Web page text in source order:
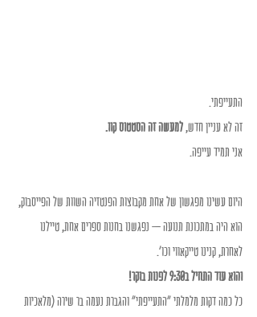
התעייפתי.
זה לא עניין חדש, למעשה זה הסטטוס קוו.
אני תמיד עייפה.
היום עשינו מפגשון של אחת מקבוצות הפנטזיה השוות של הפייסבוק,
הוא היה במתכונת תנועה – נפגשנו בחנות ספרים אחת, טיילנו
לאחרת, קנינו טייקאווי וכו'.
והוא עוד התחיל ב9:30 לפנות בוקר!
כל כמה דקות מלמלתי "התעייפתי" והגברת נעמה בר שירה (מלאכיות